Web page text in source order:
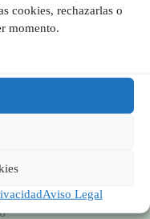
cookies, rechazarlas o
momento.
Aviso Legal
para eventos.
Venta